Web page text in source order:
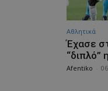
Αθλητικά
Έχασε
“διπλό”
Afentiko